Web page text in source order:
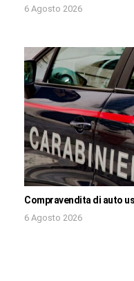
6 Agosto 2026
Compravendita di auto
6 Agosto 2026